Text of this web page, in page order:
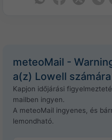
meteoMail -
a(z) Lowell számára
Kapjon időjárási
mailben ingyen.
A meteoMail ingyenes, és
lemondható.